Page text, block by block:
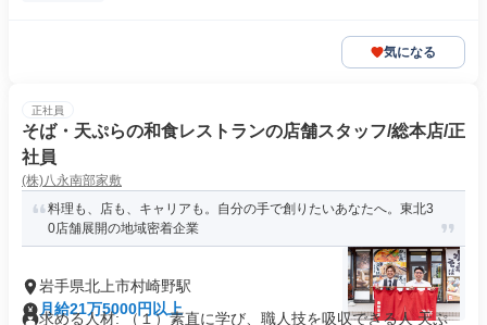
気になる
正社員
そば・天ぷらの和食レストランの店舗スタッフ/総本店/正
社員
(株)八永南部家敷
料理も、店も、キャリアも。自分の手で創りたいあなたへ。東北3
0店舗展開の地域密着企業
岩手県北上市村崎野駅
月給21万5000円以上
求める人材: （１）素直に学び、職人技を吸収できる人 天ぷ